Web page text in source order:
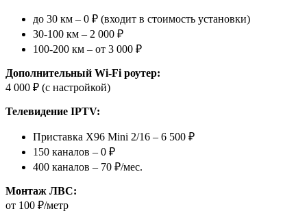
до 30 км – 0 ₽ (входит в стоимость установки)
30-100 км – 2 000 ₽
100-200 км – от 3 000 ₽
Дополнительный Wi-Fi роутер:
4 000 ₽ (с настройкой)
Телевидение IPTV:
Приставка X96 Mini 2/16 – 6 500 ₽
150 каналов – 0 ₽
400 каналов – 70 ₽/мес.
Монтаж ЛВС:
от 100 ₽/метр